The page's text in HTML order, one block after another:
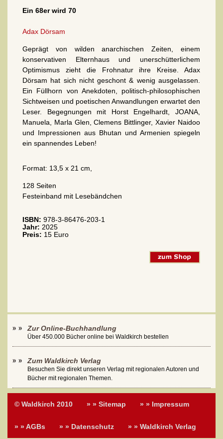
Ein 68er wird 70
Adax Dörsam
Geprägt von wilden anarchischen Zeiten, einem
konservativen Elternhaus und unerschütterlichem
Optimismus zieht die Frohnatur ihre Kreise. Adax
Dörsam hat sich nicht geschont & wenig ausgelassen.
Ein Füllhorn von Anekdoten, politisch-philosophischen
Sichtweisen und poetischen Anwandlungen erwartet den
Leser. Begegnungen mit Horst Engelhardt, JOANA,
Manuela, Marla Glen, Clemens Bittlinger, Xavier Naidoo
und Impressionen aus Bhutan und Armenien spiegeln
ein spannendes Leben!
Format: 13,5 x 21 cm,
128 Seiten
Festeinband mit Lesebändchen
ISBN: 978-3-86476-203-1
Jahr: 2025
Preis: 15 Euro
Zur Online-Buchhandlung
Über 450.000 Bücher online bei Waldkirch bestellen
Zum Waldkirch Verlag
Besuchen Sie direkt unseren Verlag mit regionalen Autoren und
Bücher mit regionalen Themen.
© Waldkirch 2010 » » Sitemap » » Impressum
» » AGBs » » Datenschutz » » Waldkirch Verlag